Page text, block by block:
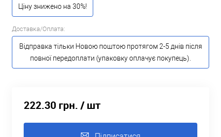
Ціну знижено на 30%!
Доставка/Оплата:
Відправка тільки Новою поштою протягом 2-5 днів після
повної передоплати (упаковку оплачує покупець).
222.30 грн. / шт